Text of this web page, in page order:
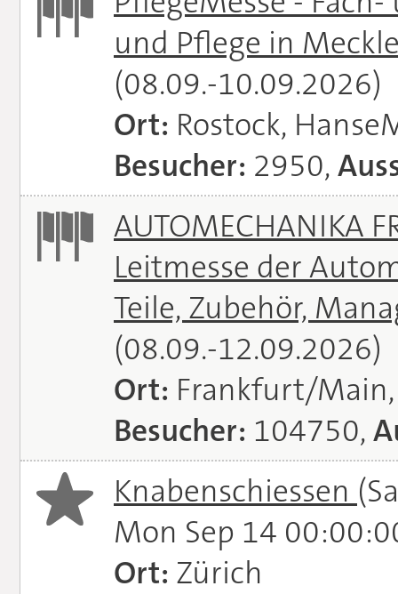
und Pflege in
(08.09.-10.09.2026)
Ort: Rostock,
Besucher: 2950,
AUTOMECHANIKA
Leitmesse der
Teile, Zubehör,
(08.09.-12.09.2026)
Ort: Frankfurt/
Besucher: 104750,
Knabenschiessen
Mon Sep 14
Ort: Zürich